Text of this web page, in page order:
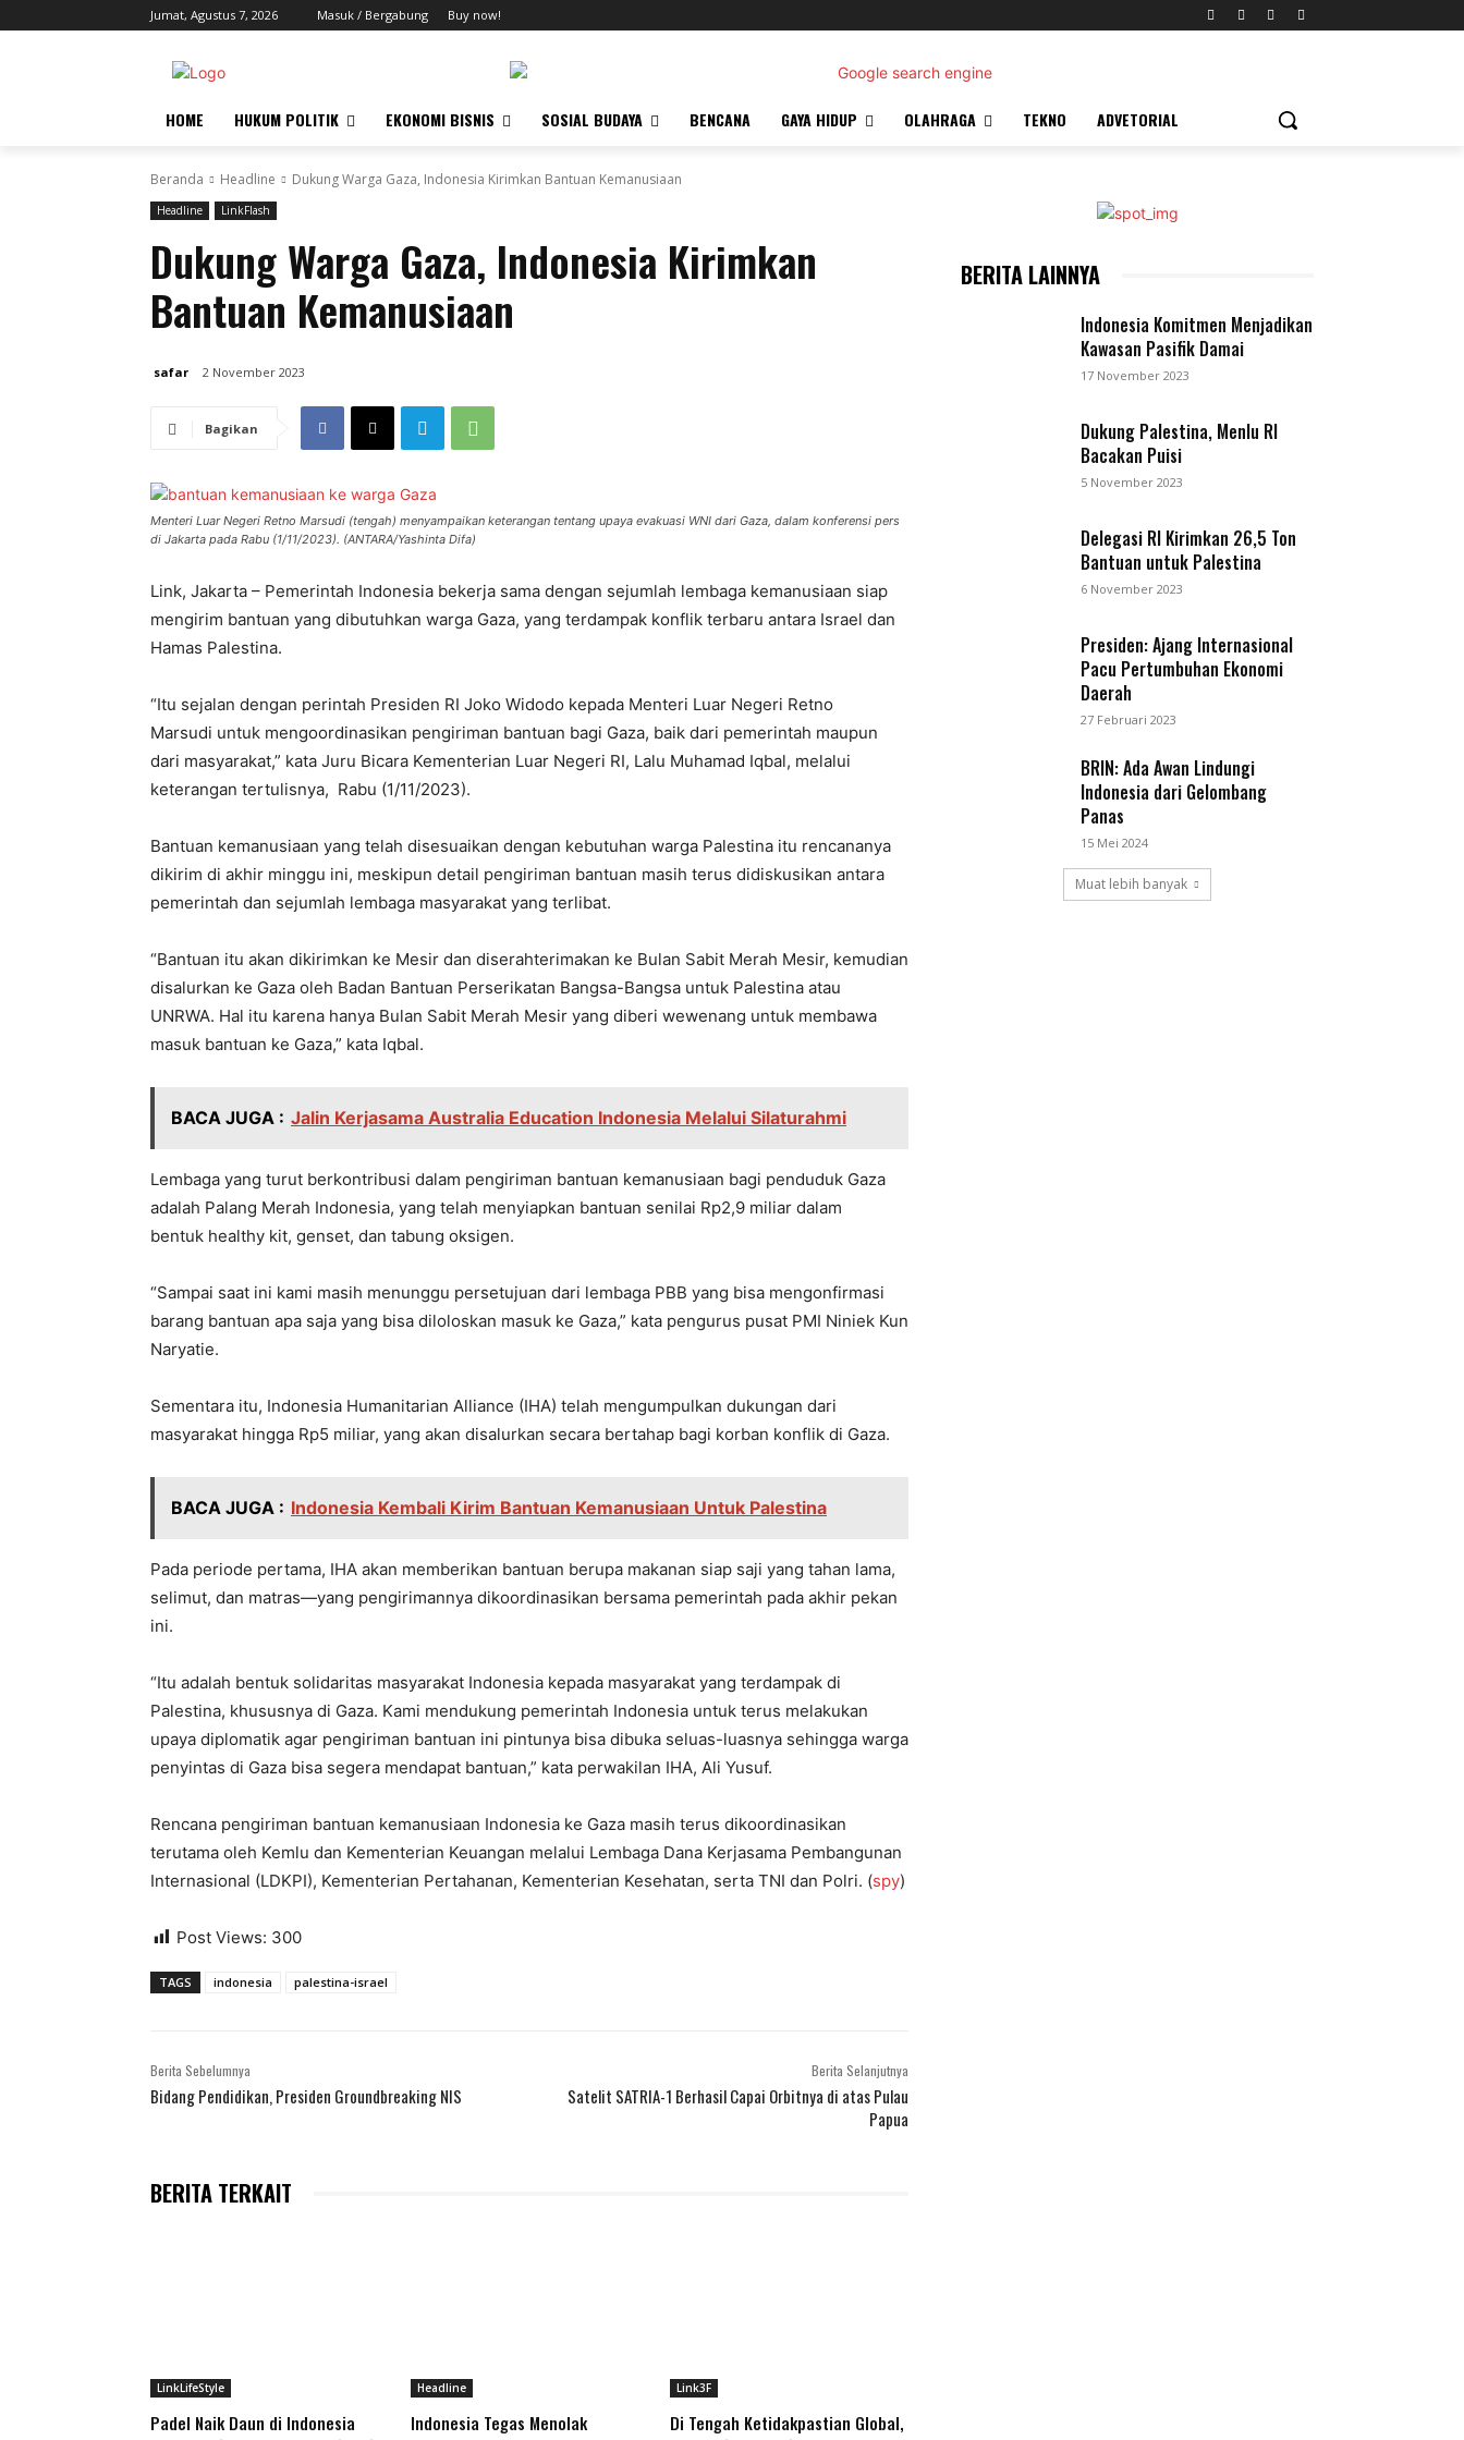
Jumat, Agustus 7, 2026 Masuk / Bergabung Buy now!
HOME HUKUM POLITIK EKONOMI BISNIS SOSIAL BUDAYA BENCANA GAYA HIDUP OLAHRAGA TEKNO ADVETORIAL
Beranda Headline Dukung Warga Gaza, Indonesia Kirimkan Bantuan Kemanusiaan
Headline LinkFlash
Dukung Warga Gaza, Indonesia Kirimkan
Bantuan Kemanusiaan
safar 2 November 2023
Bagikan
Menteri Luar Negeri Retno Marsudi (tengah) menyampaikan keterangan tentang upaya evakuasi WNI dari Gaza, dalam konferensi pers
di Jakarta pada Rabu (1/11/2023). (ANTARA/Yashinta Difa)
Link, Jakarta – Pemerintah Indonesia bekerja sama dengan sejumlah lembaga kemanusiaan siap
mengirim bantuan yang dibutuhkan warga Gaza, yang terdampak konflik terbaru antara Israel dan
Hamas Palestina.
“Itu sejalan dengan perintah Presiden RI Joko Widodo kepada Menteri Luar Negeri Retno
Marsudi untuk mengoordinasikan pengiriman bantuan bagi Gaza, baik dari pemerintah maupun
dari masyarakat,” kata Juru Bicara Kementerian Luar Negeri RI, Lalu Muhamad Iqbal, melalui
keterangan tertulisnya, Rabu (1/11/2023).
Bantuan kemanusiaan yang telah disesuaikan dengan kebutuhan warga Palestina itu rencananya
dikirim di akhir minggu ini, meskipun detail pengiriman bantuan masih terus didiskusikan antara
pemerintah dan sejumlah lembaga masyarakat yang terlibat.
“Bantuan itu akan dikirimkan ke Mesir dan diserahterimakan ke Bulan Sabit Merah Mesir, kemudian
disalurkan ke Gaza oleh Badan Bantuan Perserikatan Bangsa-Bangsa untuk Palestina atau
UNRWA. Hal itu karena hanya Bulan Sabit Merah Mesir yang diberi wewenang untuk membawa
masuk bantuan ke Gaza,” kata Iqbal.
BACA JUGA : Jalin Kerjasama Australia Education Indonesia Melalui Silaturahmi
Lembaga yang turut berkontribusi dalam pengiriman bantuan kemanusiaan bagi penduduk Gaza
adalah Palang Merah Indonesia, yang telah menyiapkan bantuan senilai Rp2,9 miliar dalam
bentuk healthy kit, genset, dan tabung oksigen.
“Sampai saat ini kami masih menunggu persetujuan dari lembaga PBB yang bisa mengonfirmasi
barang bantuan apa saja yang bisa diloloskan masuk ke Gaza,” kata pengurus pusat PMI Niniek Kun
Naryatie.
Sementara itu, Indonesia Humanitarian Alliance (IHA) telah mengumpulkan dukungan dari
masyarakat hingga Rp5 miliar, yang akan disalurkan secara bertahap bagi korban konflik di Gaza.
BACA JUGA : Indonesia Kembali Kirim Bantuan Kemanusiaan Untuk Palestina
Pada periode pertama, IHA akan memberikan bantuan berupa makanan siap saji yang tahan lama,
selimut, dan matras—yang pengirimannya dikoordinasikan bersama pemerintah pada akhir pekan
ini.
“Itu adalah bentuk solidaritas masyarakat Indonesia kepada masyarakat yang terdampak di
Palestina, khususnya di Gaza. Kami mendukung pemerintah Indonesia untuk terus melakukan
upaya diplomatik agar pengiriman bantuan ini pintunya bisa dibuka seluas-luasnya sehingga warga
penyintas di Gaza bisa segera mendapat bantuan,” kata perwakilan IHA, Ali Yusuf.
Rencana pengiriman bantuan kemanusiaan Indonesia ke Gaza masih terus dikoordinasikan
terutama oleh Kemlu dan Kementerian Keuangan melalui Lembaga Dana Kerjasama Pembangunan
Internasional (LDKPI), Kementerian Pertahanan, Kementerian Kesehatan, serta TNI dan Polri. (spy)
Post Views: 300
TAGS indonesia palestina-israel
Berita Sebelumnya
Bidang Pendidikan, Presiden Groundbreaking NIS
Berita Selanjutnya
Satelit SATRIA-1 Berhasil Capai Orbitnya di atas Pulau
Papua
BERITA TERKAIT
LinkLifeStyle
Padel Naik Daun di Indonesia
Headline
Indonesia Tegas Menolak
Link3F
Di Tengah Ketidakpastian Global,
BERITA LAINNYA
Indonesia Komitmen Menjadikan
Kawasan Pasifik Damai
17 November 2023
Dukung Palestina, Menlu RI
Bacakan Puisi
5 November 2023
Delegasi RI Kirimkan 26,5 Ton
Bantuan untuk Palestina
6 November 2023
Presiden: Ajang Internasional
Pacu Pertumbuhan Ekonomi
Daerah
27 Februari 2023
BRIN: Ada Awan Lindungi
Indonesia dari Gelombang
Panas
15 Mei 2024
Muat lebih banyak